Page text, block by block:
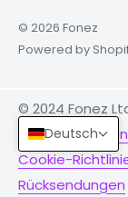
© 2026 Fonez
Powered by
© 2024 Fonez
Cookie-
Rücksendungen
Deutsch